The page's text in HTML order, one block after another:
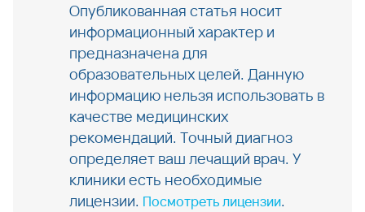
Опубликованная статья носит
информационный характер и
предназначена для
образовательных целей. Данную
информацию нельзя использовать в
качестве медицинских
рекомендаций. Точный диагноз
определяет ваш лечащий врач. У
клиники есть необходимые
лицензии. Посмотреть лицензии.